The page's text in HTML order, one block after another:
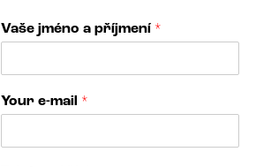
Vaše jméno a příjmení *
Your e-mail *